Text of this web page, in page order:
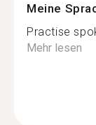
Meine
Practise
Mehr lesen